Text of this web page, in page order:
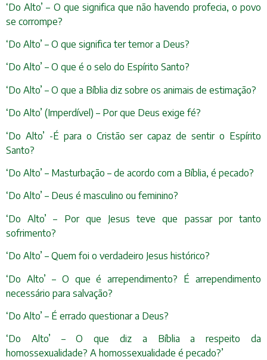
‘Do Alto’ – O que significa que não havendo profecia, o povo
se corrompe?
‘Do Alto’ – O que significa ter temor a Deus?
‘Do Alto’ – O que é o selo do Espírito Santo?
‘Do Alto’ – O que a Bíblia diz sobre os animais de estimação?
‘Do Alto’ (Imperdível) – Por que Deus exige fé?
‘Do Alto’ -É para o Cristão ser capaz de sentir o Espírito
Santo?
‘Do Alto’ – Masturbação – de acordo com a Bíblia, é pecado?
‘Do Alto’ – Deus é masculino ou feminino?
‘Do Alto’ – Por que Jesus teve que passar por tanto
sofrimento?
‘Do Alto’ – Quem foi o verdadeiro Jesus histórico?
‘Do Alto’ – O que é arrependimento? É arrependimento
necessário para salvação?
‘Do Alto’ – É errado questionar a Deus?
‘Do Alto’ – O que diz a Bíblia a respeito da
homossexualidade? A homossexualidade é pecado?’